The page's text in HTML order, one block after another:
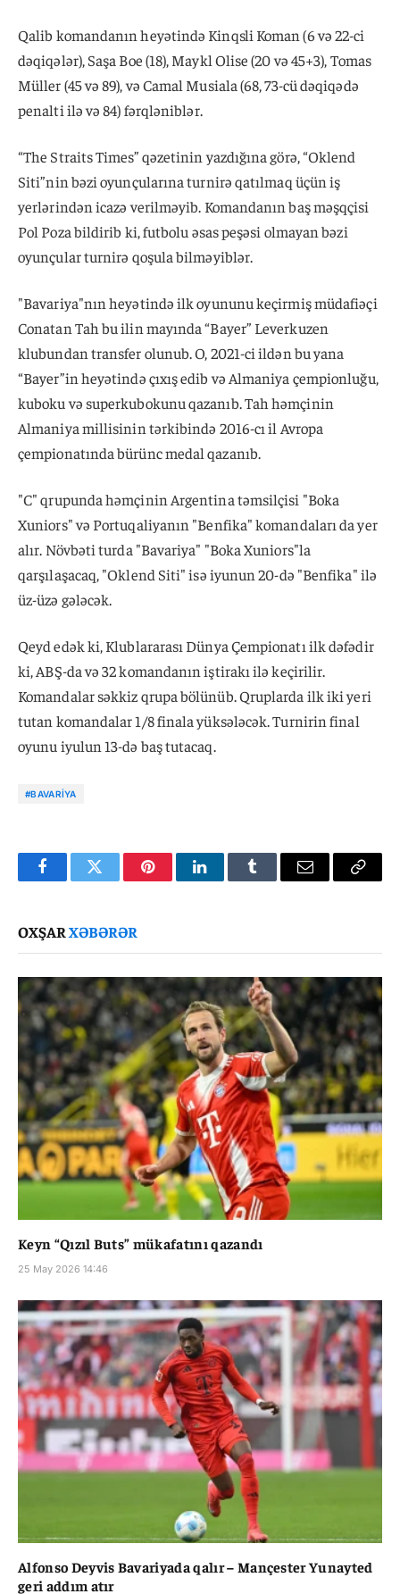
Qalib komandanın heyətində Kinqsli Koman (6 və 22-ci
dəqiqələr), Saşa Boe (18), Maykl Olise (20 və 45+3), Tomas
Müller (45 və 89), və Camal Musiala (68, 73-cü dəqiqədə
penalti ilə və 84) fərqləniblər.
“The Straits Times” qəzetinin yazdığına görə, “Oklend
Siti”nin bəzi oyunçularına turnirə qatılmaq üçün iş
yerlərindən icazə verilməyib. Komandanın baş məşqçisi
Pol Poza bildirib ki, futbolu əsas peşəsi olmayan bəzi
oyunçular turnirə qoşula bilməyiblər.
"Bavariya"nın heyətində ilk oyununu keçirmiş müdafiəçi
Conatan Tah bu ilin mayında “Bayer” Leverkuzen
klubundan transfer olunub. O, 2021-ci ildən bu yana
“Bayer”in heyətində çıxış edib və Almaniya çempionluğu,
kuboku və superkubokunu qazanıb. Tah həmçinin
Almaniya millisinin tərkibində 2016-cı il Avropa
çempionatında bürünc medal qazanıb.
"C" qrupunda həmçinin Argentina təmsilçisi "Boka
Xuniors" və Portuqaliyanın "Benfika" komandaları da yer
alır. Növbəti turda "Bavariya" "Boka Xuniors"la
qarşılaşacaq, "Oklend Siti" isə iyunun 20-də "Benfika" ilə
üz-üzə gələcək.
Qeyd edək ki, Klublararası Dünya Çempionatı ilk dəfədir
ki, ABŞ-da və 32 komandanın iştirakı ilə keçirilir.
Komandalar səkkiz qrupa bölünüb. Qruplarda ilk iki yeri
tutan komandalar 1/8 finala yüksələcək. Turnirin final
oyunu iyulun 13-də baş tutacaq.
#BAVARIYA
FacebookTwitter PinterestLinkedInTumblr Email
Copy
OXŞARXƏBƏRƏR
Keyn “Qızıl Buts” mükafatını qazandı
25 May 2026 14:46
Alfonso Deyvis Bavariyada qalır – Mançester Yunayted
geri addım atır